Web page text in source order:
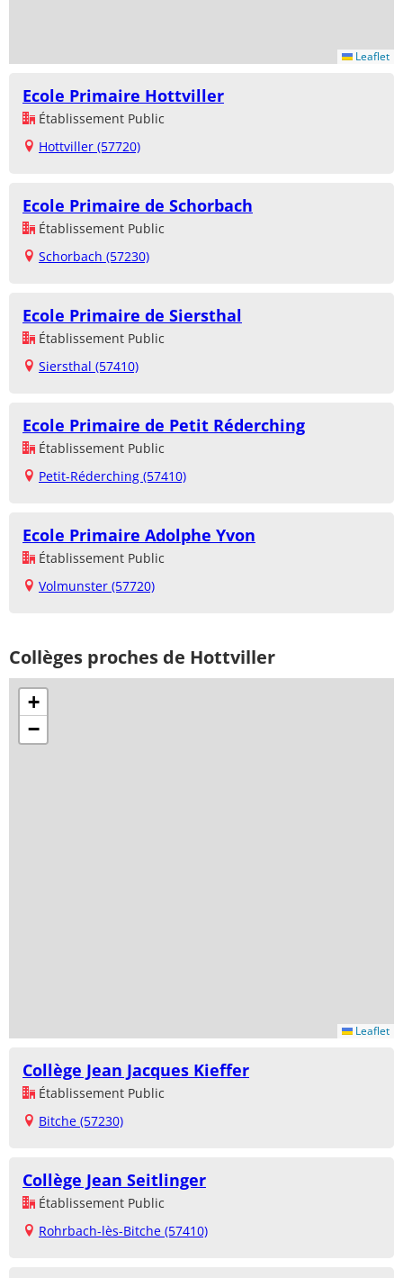
Leaflet
Ecole Primaire Hottviller
Établissement Public
Hottviller (57720)
Ecole Primaire de Schorbach
Établissement Public
Schorbach (57230)
Ecole Primaire de Siersthal
Établissement Public
Siersthal (57410)
Ecole Primaire de Petit Réderching
Établissement Public
Petit-Réderching (57410)
Ecole Primaire Adolphe Yvon
Établissement Public
Volmunster (57720)
Collèges proches de Hottviller
+
−
Leaflet
Collège Jean Jacques Kieffer
Établissement Public
Bitche (57230)
Collège Jean Seitlinger
Établissement Public
Rohrbach-lès-Bitche (57410)